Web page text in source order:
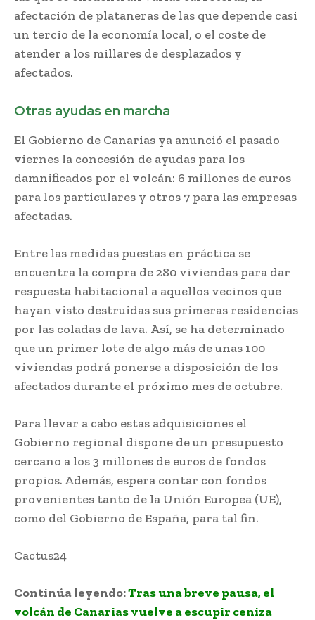
afectación de plataneras de las que depende casi
un tercio de la economía local, o el coste de
atender a los millares de desplazados y
afectados.
Otras ayudas en marcha
El Gobierno de Canarias ya anunció el pasado
viernes la concesión de ayudas para los
damnificados por el volcán: 6 millones de euros
para los particulares y otros 7 para las empresas
afectadas.
Entre las medidas puestas en práctica se
encuentra la compra de 280 viviendas para dar
respuesta habitacional a aquellos vecinos que
hayan visto destruidas sus primeras residencias
por las coladas de lava. Así, se ha determinado
que un primer lote de algo más de unas 100
viviendas podrá ponerse a disposición de los
afectados durante el próximo mes de octubre.
Para llevar a cabo estas adquisiciones el
Gobierno regional dispone de un presupuesto
cercano a los 3 millones de euros de fondos
propios. Además, espera contar con fondos
provenientes tanto de la Unión Europea (UE),
como del Gobierno de España, para tal fin.
Cactus24
Continúa leyendo:Tras una breve pausa, el
volcán de Canarias vuelve a escupir ceniza